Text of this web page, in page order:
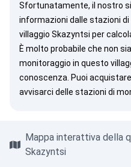
Sfortunatamente, il nostro
informazioni dalle stazioni
villaggio Skazyntsi per
È molto probabile che non
monitoraggio in questo
conoscenza. Puoi
avvisarci delle stazioni di
Mappa interattiva della
Skazyntsi